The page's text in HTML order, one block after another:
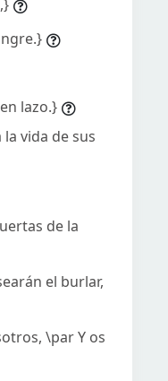
lazo.}
vida de sus
de la
el burlar,
\par Y os